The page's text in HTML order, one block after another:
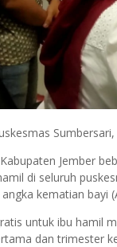
Kabupaten Jember
di seluruh
kematian bayi
untuk ibu hamil
dan trimester